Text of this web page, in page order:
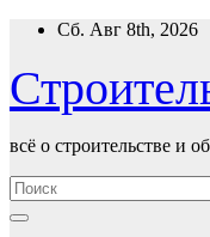
Перейти
содержимому
Сб. Авг 8th, 2026
всё о строительстве и